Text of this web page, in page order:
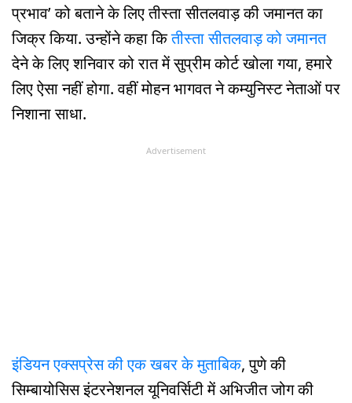
प्रभाव’ को बताने के लिए तीस्ता सीतलवाड़ की जमानत का
जिक्र किया. उन्होंने कहा कितीस्ता सीतलवाड़ को जमानत
देने के लिए शनिवार को रात में सुप्रीम कोर्ट खोला गया, हमारे
लिए ऐसा नहीं होगा. वहीं मोहन भागवत ने कम्युनिस्ट नेताओं पर
निशाना साधा.
Advertisement
इंडियन एक्सप्रेस की एक खबर के मुताबिक, पुणे की
सिम्बायोसिस इंटरनेशनल यूनिवर्सिटी में अभिजीत जोग की